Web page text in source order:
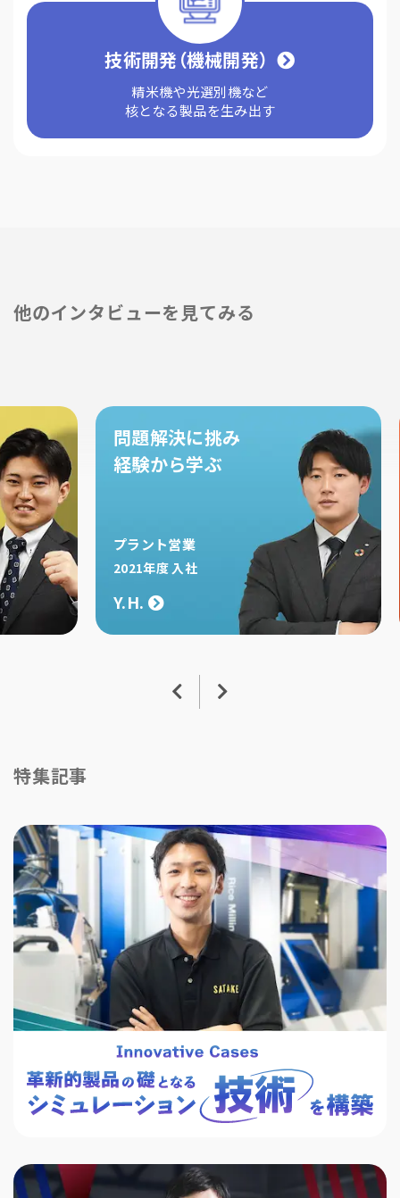
技術開発（機械開発）
精米機や光選別機など
核となる製品を生み出す
他のインタビューを見てみる
問題解決に挑み
経験から学ぶ
プラント営業
2021年度 入社
Y.H.
特集記事